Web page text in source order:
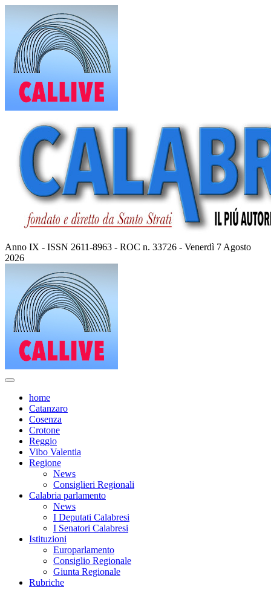
contenuto
Anno IX - ISSN 2611-8963 - ROC n. 33726 - Venerdì 7 Agosto
2026
home
Catanzaro
Cosenza
Crotone
Reggio
Vibo Valentia
Regione
News
Consiglieri Regionali
Calabria parlamento
News
I Deputati Calabresi
I Senatori Calabresi
Istituzioni
Europarlamento
Consiglio Regionale
Giunta Regionale
Rubriche